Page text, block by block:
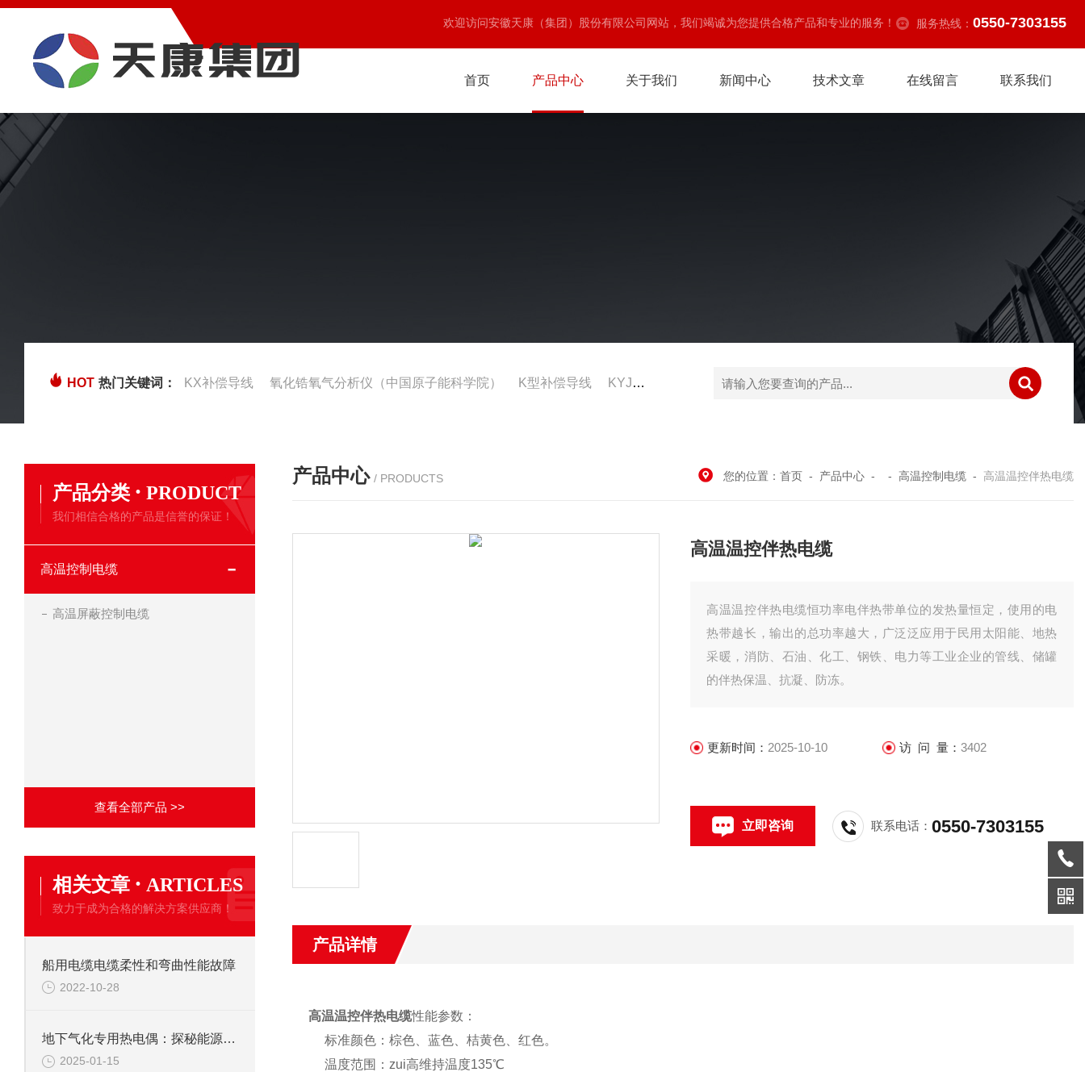
欢迎访问安徽天康（集团）股份有限公司网站，我们竭诚为您提供合格产品和专业的服务！ 服务热线： 0550-7303155
首页 产品中心 关于我们 新闻中心 技术文章 在线留言 联系我们
HOT 热门关键词： KX补偿导线 氧化锆氧气分析仪（中国原子能科学院） K型补偿导线 KYJV22控制电缆供应
产品分类 · PRODUCT
我们相信合格的产品是信誉的保证！
高温控制电缆
高温屏蔽控制电缆
查看全部产品 >>
相关文章 · ARTICLES
致力于成为合格的解决方案供应商！
船用电缆电缆柔性和弯曲性能故障
2022-10-28
地下气化专用热电偶：探秘能源开采的温度“探针”
2025-01-15
产品中心 / PRODUCTS 您的位置： 首页 - 产品中心 - - 高温控制电缆 - 高温温控伴热电缆
高温温控伴热电缆
高温温控伴热电缆恒功率电伴热带单位的发热量恒定，使用的电
热带越长，输出的总功率越大，广泛泛应用于民用太阳能、地热
采暖，消防、石油、化工、钢铁、电力等工业企业的管线、储罐
的伴热保温、抗凝、防冻。
更新时间： 2025-10-10 访 问 量： 3402
立即咨询 联系电话：0550-7303155
产品详情
高温温控伴热电缆性能参数：
标准颜色：棕色、蓝色、桔黄色、红色。
温度范围：zui高维持温度135℃